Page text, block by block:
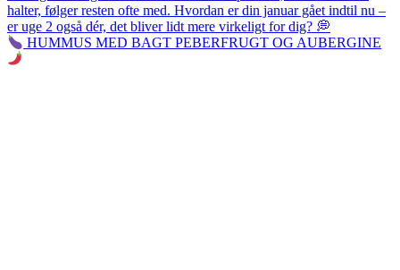
HUMMUS MED BAGT PEBERFRUGT OG AUBERGINE